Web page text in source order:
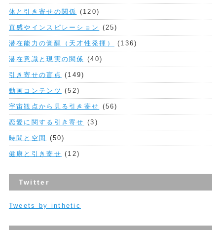
体と引き寄せの関係 (120)
直感やインスピレーション (25)
潜在能力の覚醒（天才性発揮） (136)
潜在意識と現実の関係 (40)
引き寄せの盲点 (149)
動画コンテンツ (52)
宇宙観点から見る引き寄せ (56)
恋愛に関する引き寄せ (3)
時間と空間 (50)
健康と引き寄せ (12)
Twitter
Tweets by inthetic